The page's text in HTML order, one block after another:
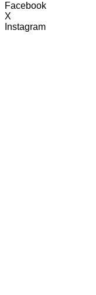
Facebook
X
Instagram